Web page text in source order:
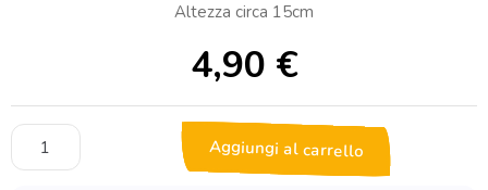
Altezza circa 15cm
4,90 €
Cartello
"Scorretto"
Aggiungi al carrello